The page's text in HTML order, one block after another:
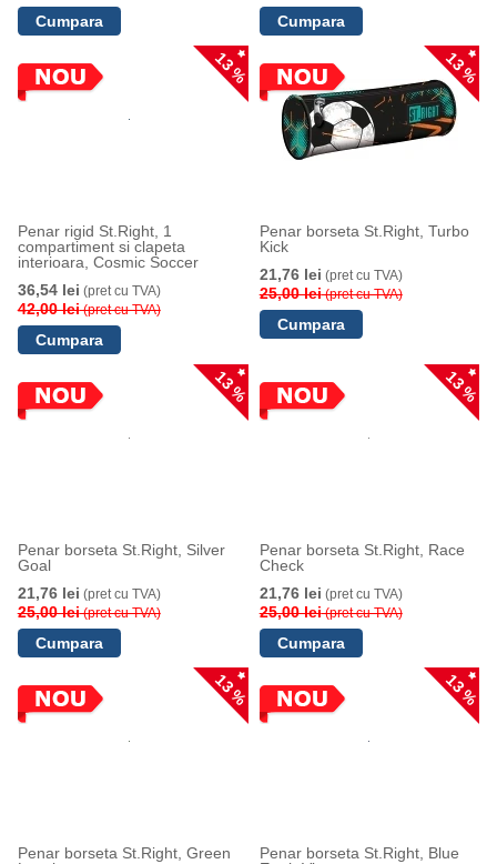
13 %
Penar rigid St.Right, 1
compartiment si clapeta
interioara, Cosmic Soccer
36,54 lei (pret cu TVA)
42,00 lei(pret cu TVA)
13 %
Penar borseta St.Right, Turbo
Kick
21,76 lei (pret cu TVA)
25,00 lei(pret cu TVA)
13 %
Penar borseta St.Right, Silver
Goal
21,76 lei (pret cu TVA)
25,00 lei(pret cu TVA)
13 %
Penar borseta St.Right, Race
Check
21,76 lei (pret cu TVA)
25,00 lei(pret cu TVA)
13 %
Penar borseta St.Right, Green
13 %
Penar borseta St.Right, Blue